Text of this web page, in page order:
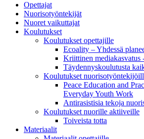
Opettajat
Nuorisotyöntekijät
Nuoret vaikuttajat
Koulutukset
Koulutukset opettajille
Ecoality – Yhdessä
Kriittinen mediakasvatus
Täydennys­koulutusta
Koulutukset
Peace Education and
Everyday Youth Work
Antirasistisia tekoja
Koulutukset nuorille aktiiveille
Toiveista totta
Materiaalit